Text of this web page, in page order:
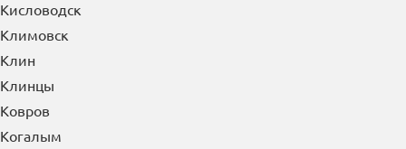
Кисловодск
Климовск
Клин
Клинцы
Ковров
Когалым